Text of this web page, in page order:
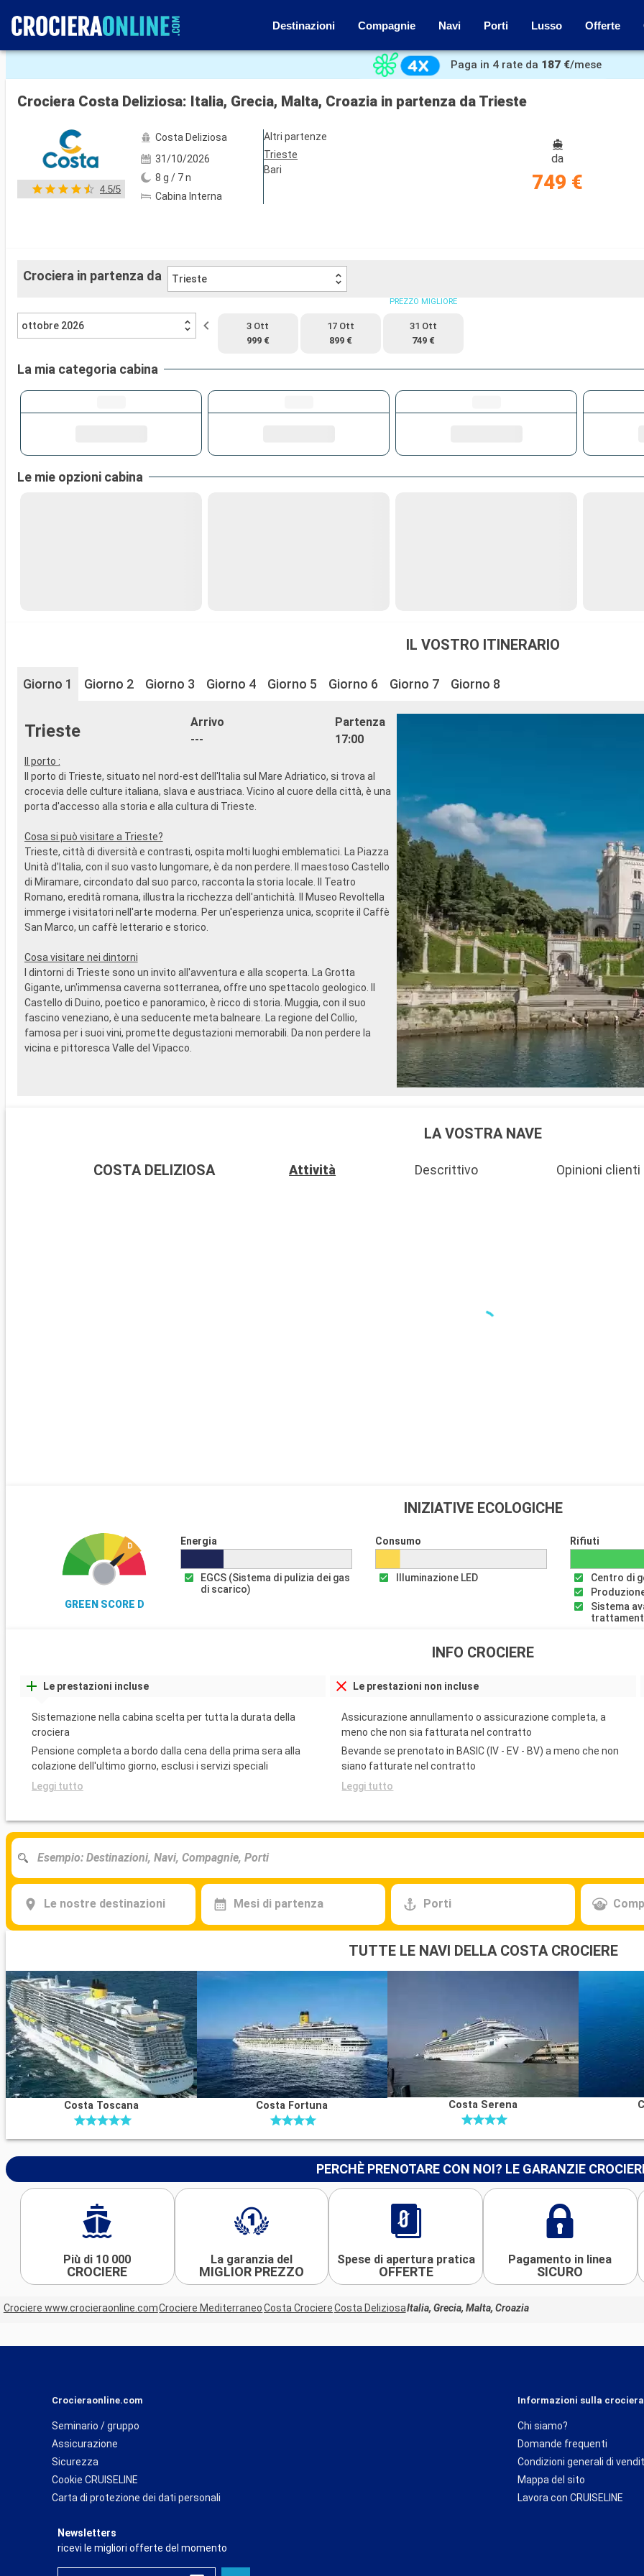
Destinazioni Compagnie Navi Porti Lusso Offerte
Mostra le altre 66 foto
Paga in 4 rate da 187 €/mese
Crociera Costa Deliziosa: Italia, Grecia, Malta, Croazia in partenza da Trieste
4.5/5
Costa Deliziosa
31/10/2026
8 g / 7 n
Cabina Interna
Altri partenze
Trieste
Bari
da
749 €
Crociera in partenza da Trieste
ottobre 2026
3 Ott
999 €
17 Ott
899 €
PREZZO MIGLIORE
31 Ott
749 €
La mia categoria cabina
Le mie opzioni cabina
IL VOSTRO ITINERARIO
Giorno 1 Giorno 2 Giorno 3 Giorno 4 Giorno 5 Giorno 6 Giorno 7 Giorno 8
Trieste
Arrivo
---
Partenza
17:00
Il porto :
Il porto di Trieste, situato nel nord-est dell'Italia sul Mare Adriatico, si trova al
crocevia delle culture italiana, slava e austriaca. Vicino al cuore della città, è una
porta d'accesso alla storia e alla cultura di Trieste.
Cosa si può visitare a Trieste?
Trieste, città di diversità e contrasti, ospita molti luoghi emblematici. La Piazza
Unità d'Italia, con il suo vasto lungomare, è da non perdere. Il maestoso Castello
di Miramare, circondato dal suo parco, racconta la storia locale. Il Teatro
Romano, eredità romana, illustra la ricchezza dell'antichità. Il Museo Revoltella
immerge i visitatori nell'arte moderna. Per un'esperienza unica, scoprite il Caffè
San Marco, un caffè letterario e storico.
Cosa visitare nei dintorni
I dintorni di Trieste sono un invito all'avventura e alla scoperta. La Grotta
Gigante, un'immensa caverna sotterranea, offre uno spettacolo geologico. Il
Castello di Duino, poetico e panoramico, è ricco di storia. Muggia, con il suo
fascino veneziano, è una seducente meta balneare. La regione del Collio,
famosa per i suoi vini, promette degustazioni memorabili. Da non perdere la
vicina e pittoresca Valle del Vipacco.
LA VOSTRA NAVE
COSTA DELIZIOSA Attività Descrittivo Opinioni clienti
INIZIATIVE ECOLOGICHE
GREEN SCORE D
Energia
EGCS (Sistema di pulizia dei gas
di scarico)
Consumo
Illuminazione LED
Rifiuti
Centro di
Sistema
INFO CROCIERE
Le prestazioni incluse
Sistemazione nella cabina scelta per tutta la durata della
crociera
Pensione completa a bordo dalla cena della prima sera alla
colazione dell'ultimo giorno, esclusi i servizi speciali
Leggi tutto
Le prestazioni non incluse
Assicurazione annullamento o assicurazione completa, a
meno che non sia fatturata nel contratto
Bevande se prenotato in BASIC (IV - EV - BV) a meno che non
siano fatturate nel contratto
Leggi tutto
Le nostre destinazioni Mesi di partenza Porti
TUTTE LE NAVI DELLA COSTA CROCIERE
Costa Toscana Costa Fortuna Costa Serena
PERCHÈ PRENOTARE CON NOI? LE GARANZIE
Più di 10 000
CROCIERE
La garanzia del
MIGLIOR PREZZO
Spese di apertura pratica
OFFERTE
Pagamento in linea
SICURO
Crociere www.crocieraonline.comCrociere MediterraneoCosta CrociereCosta DeliziosaItalia, Grecia, Malta, Croazia
Crocieraonline.com
Seminario / gruppo
Assicurazione
Sicurezza
Cookie CRUISELINE
Carta di protezione dei dati personali
Informazioni sulla crociera
Chi siamo?
Domande frequenti
Condizioni generali di
Mappa del sito
Lavora con CRUISELINE
Newsletters
ricevi le migliori offerte del momento